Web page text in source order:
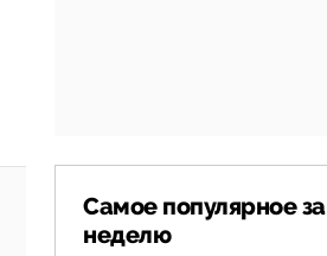
Самое популярное за
неделю